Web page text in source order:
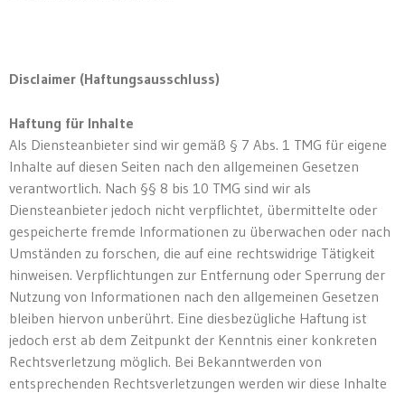
Disclaimer (Haftungsausschluss)
Haftung für Inhalte
Als Diensteanbieter sind wir gemäß § 7 Abs. 1 TMG für eigene
Inhalte auf diesen Seiten nach den allgemeinen Gesetzen
verantwortlich. Nach §§ 8 bis 10 TMG sind wir als
Diensteanbieter jedoch nicht verpflichtet, übermittelte oder
gespeicherte fremde Informationen zu überwachen oder nach
Umständen zu forschen, die auf eine rechtswidrige Tätigkeit
hinweisen. Verpflichtungen zur Entfernung oder Sperrung der
Nutzung von Informationen nach den allgemeinen Gesetzen
bleiben hiervon unberührt. Eine diesbezügliche Haftung ist
jedoch erst ab dem Zeitpunkt der Kenntnis einer konkreten
Rechtsverletzung möglich. Bei Bekanntwerden von
entsprechenden Rechtsverletzungen werden wir diese Inhalte